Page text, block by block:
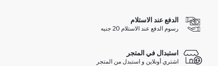
الدفع عند الاستلام
رسوم الدفع عند الاستلام 20 جنيه
استبدال في المتجر
اشتري أونلاين و استبدل من المتجر